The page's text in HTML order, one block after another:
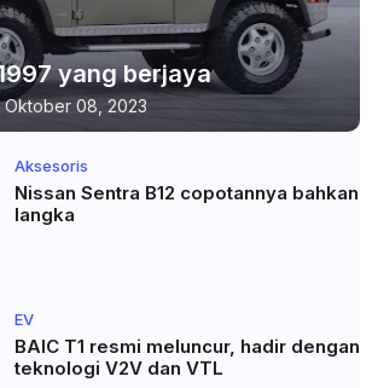
yang berjaya
Oktober 08, 2023
Aksesoris
Nissan Sentra B12 copotannya bahkan
langka
EV
BAIC T1 resmi meluncur, hadir dengan
teknologi V2V dan VTL